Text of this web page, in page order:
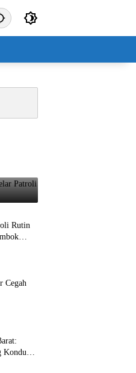
Rutin
Cegah
Kondusif